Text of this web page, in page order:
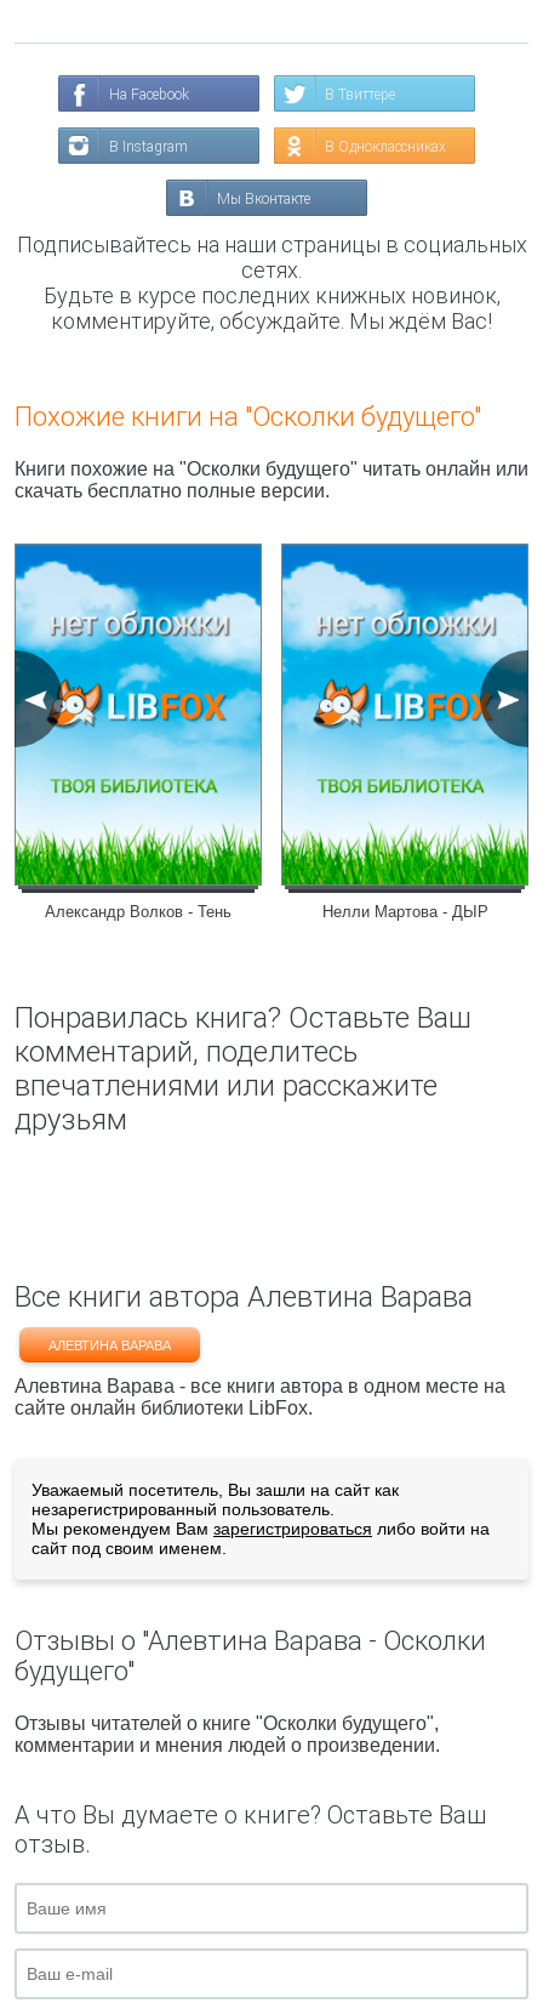
На Facebook В Твиттере
В Instagram В Одноклассниках
Мы Вконтакте
Подписывайтесь на наши страницы в социальных
сетях.
Будьте в курсе последних книжных новинок,
комментируйте, обсуждайте. Мы ждём Вас!
Похожие книги на "Осколки будущего"
Книги похожие на "Осколки будущего" читать онлайн или
скачать бесплатно полные версии.
Александр Волков - Тень Нелли Мартова - ДЫР
Понравилась книга? Оставьте Ваш
комментарий, поделитесь
впечатлениями или расскажите
друзьям
Все книги автора Алевтина Варава
АЛЕВТИНА ВАРАВА
Алевтина Варава - все книги автора в одном месте на
сайте онлайн библиотеки LibFox.
Уважаемый посетитель, Вы зашли на сайт как
незарегистрированный пользователь.
Мы рекомендуем Вам зарегистрироваться либо войти на
сайт под своим именем.
Отзывы о "Алевтина Варава - Осколки
будущего"
Отзывы читателей о книге "Осколки будущего",
комментарии и мнения людей о произведении.
А что Вы думаете о книге? Оставьте Ваш
отзыв.